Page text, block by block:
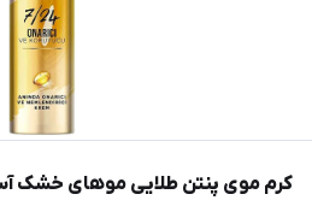
کرم موی پنتن طلایی موهای خشک